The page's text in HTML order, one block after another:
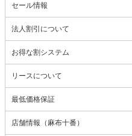
セール情報
法人割引について
お得な割システム
リースについて
最低価格保証
店舗情報（麻布十番）